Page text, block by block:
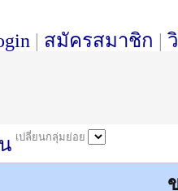
| สมัครสมาชิก |
เปลี่ยนกลุ่มย่อย